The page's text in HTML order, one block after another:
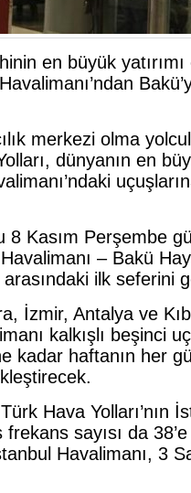
en büyük
merkezi olma
dünyanın en
8 Kasım Perşembe
– Bakü
arasındaki ilk seferini
İzmir, Antalya ve
kalkışlı beşinci
kadar haftanın her
Hava Yolları’nın
sayısı da
Havalimanı, 3